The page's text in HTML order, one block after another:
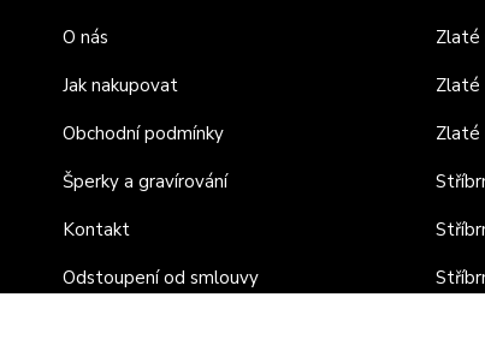
O nás
Jak nakupovat
Obchodní podmínky
Šperky a gravírování
Kontakt
Odstoupení od smlouvy
Zlaté
Zlaté
Zlaté